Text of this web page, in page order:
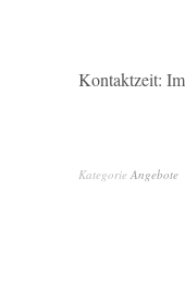
Kontaktzeit:
Kategorie Angebote